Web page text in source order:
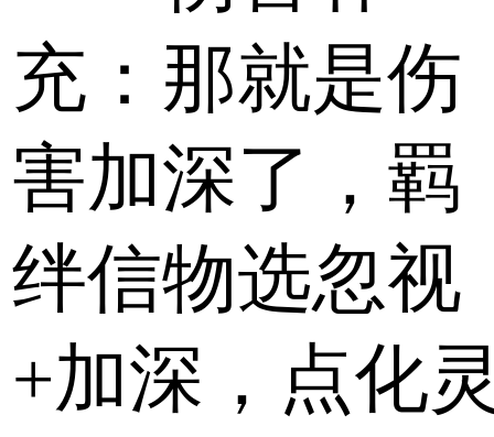
充：那就是伤
害加深了，羁
绊信物选忽视
+加深，点化